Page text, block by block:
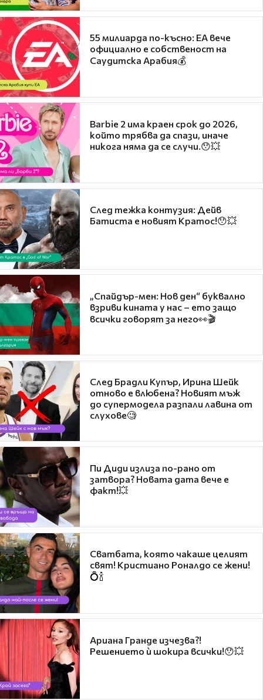
55 милиарда по-късно: EA вече
официално е собственост на
Саудитска Арабия💰
Barbie 2 има краен срок до 2026,
който трябва да спази, иначе
никога няма да се случи.😯💥
След тежка контузия: Дейв
Батиста е новият Кратос!😯💥
„Спайдър-мен: Нов ден“ буквално
взриви кината у нас – ето защо
всички говорят за него👀🎬
След Брадли Купър, Ирина Шейк
отново е влюбена? Новият мъж
до супермодела разпали лавина от
слухове🧐
Пи Диди излиза по-рано от
затвора? Новата дата вече е
факт!💥
Сватбата, която чакаше целият
свят! Кристиано Роналдо се жени!
💍🍾
Ариана Гранде изчезва?!
Решението ѝ шокира всички!😯💥